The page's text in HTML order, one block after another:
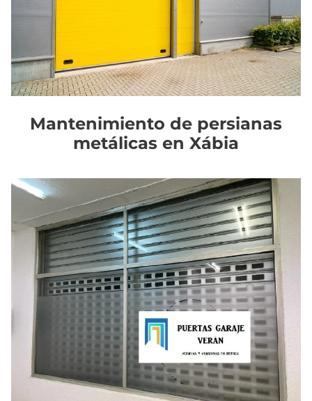
Mantenimiento de persianas
metálicas en Xábia